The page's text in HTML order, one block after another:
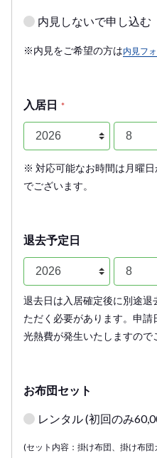
内見しないで申し込む
※内見をご希望の方は内見フ
入居日 *
※ 対応可能なお時間は月曜
でございます。
退去予定日
退去日は入居確定後に別途
ただく必要があります。申
光熱費が発生いたしますので
お布団セット
レンタル (初回のみ
(セット内容：掛け布団、掛け布